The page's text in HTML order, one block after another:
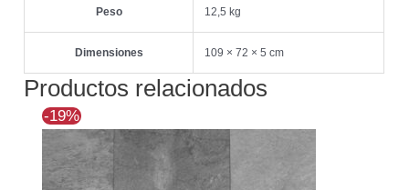
Peso 12,5 kg
Dimensiones 109 × 72 × 5 cm
Productos relacionados
-19%
precio
original
era:
precio
actual
$113.010.